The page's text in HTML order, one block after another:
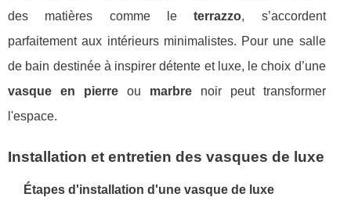
des matières comme leterrazzo, s’accordent
parfaitement aux intérieurs minimalistes. Pour une salle
de bain destinée à inspirer détente et luxe, le choix d’une
vasque en pierreou marbrenoir peut transformer
l'espace.
Installation et entretien des vasques de luxe
Étapes d'installation d'une vasque de luxe